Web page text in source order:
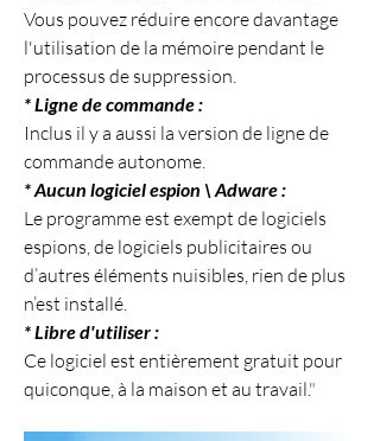
Vous pouvez réduire encore davantage
l'utilisation de la mémoire pendant le
processus de suppression.
* Ligne de commande :
Inclus il y a aussi la version de ligne de
commande autonome.
* Aucun logiciel espion \ Adware :
Le programme est exempt de logiciels
espions, de logiciels publicitaires ou
d’autres éléments nuisibles, rien de plus
n’est installé.
* Libre d'utiliser :
Ce logiciel est entièrement gratuit pour
quiconque, à la maison et au travail."